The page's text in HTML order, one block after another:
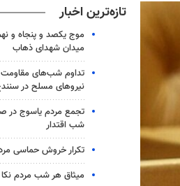
تازه‌ترین اخبار
موج یکصد و پنجاه و
میدان شهدای ذهاب
تداوم شب‌های مقاومت
نیروهای مسلح در
تجمع مردم یاسوج در
شب اقتدار
تکرار خروش حماسی
میثاق هر شب مردم نکا